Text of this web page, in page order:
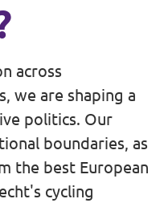
across
we are shaping a
politics. Our
boundaries, as
the best European
cycling